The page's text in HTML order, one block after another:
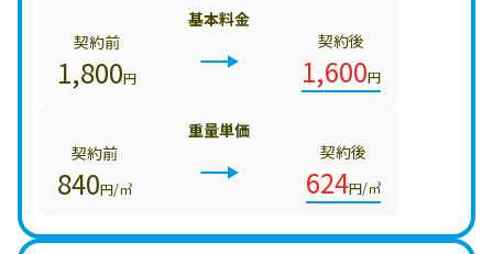
基本料金
契約前
1,800円
契約後
1,600円
重量単価
契約前
840円/㎥
契約後
624円/㎥